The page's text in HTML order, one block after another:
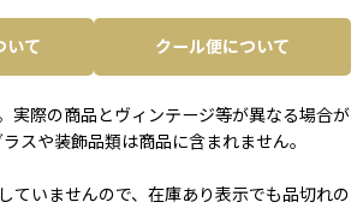
いて クール便について
実際の商品とヴィンテージ等が異なる場合が
スや装飾品類は商品に含まれません。
ていませんので、在庫あり表示でも品切れの